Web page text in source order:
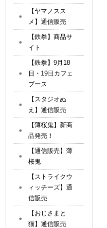
【ヤマノスス
メ】通信販売
【鉄拳】商品サ
イト
【鉄拳】9月18
日・19日カフェ
ブース
【スタジオぬ
え】通信販売
【薄桜鬼】新商
品発売！
【通信販売】薄
桜鬼
【ストライクウ
ィッチーズ】通
信販売
【おじさまと
猫】通信販売